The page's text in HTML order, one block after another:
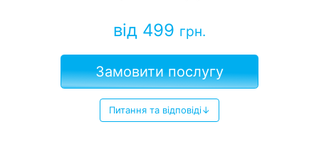
від 499 грн.
Замовити послугу
Питання та відповіді↓